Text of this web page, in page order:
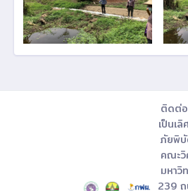
ติดต่อ
เป็นเ
ภัยพิบั
คณะวิ
มหาวิ
239